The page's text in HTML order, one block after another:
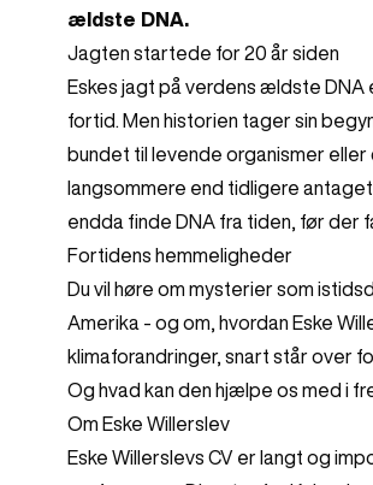
ældste DNA.
Jagten startede for 20 år siden
Eskes jagt på verdens ældste
fortid. Men historien tager sin
bundet til levende organismer
langsommere end tidligere
endda finde DNA fra tiden, før der
Fortidens hemmeligheder
Du vil høre om mysterier som
Amerika - og om, hvordan Eske
klimaforandringer, snart står over
Og hvad kan den hjælpe os med i
Om Eske Willerslev
Eske Willerslevs CV er langt og